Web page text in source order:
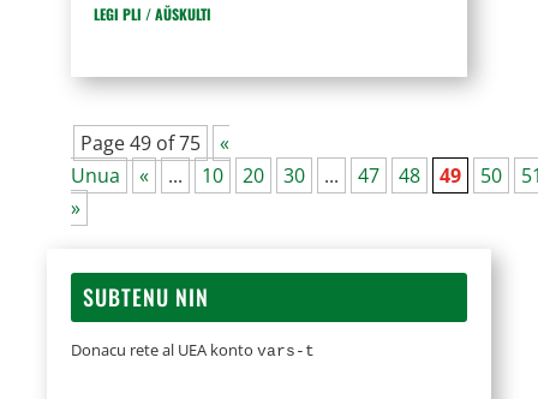
LEGI PLI / AŬSKULTI
Page 49 of 75
«
Unua
« ... 10 20 30 ... 47 48 49 50
»
SUBTENU NIN
Donacu rete al UEA kontovars-t